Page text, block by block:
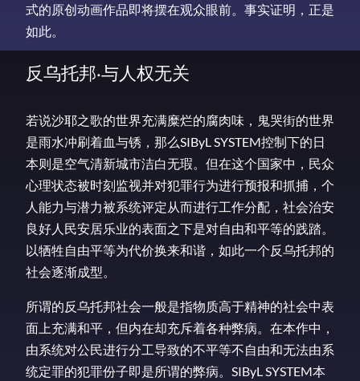
式的原创动画作品即将摆在观众眼前。事实证明，正是
如此。
反乌托邦·与人权无关
若说沙耶之歌的世界充满糜烂的腐肉味，鬼哭街的世界
是雨水冲刷着血与锈，那么SIByL SYSTEM控制下的日
本则是空气清新城市洁白无瑕。但在这个国家中，民众
心理状态被时刻监视并对犯罪行为进行预报和抓捕，个
人能力与潜力被系统评定从而进行工作分配，社会治安
良好人民安居乐业的表面之下是对自由和平等的践踏。
以牺牲自由平等为代价换来和谐，如此一个反乌托邦的
社会逐渐成型。
所谓的反乌托邦社会一般是指物质高于精神的社会中表
面上充满和平，但内在却充斥着各种弊病。在本作中，
由系统对公民进行分工导致的不平等不自由和无法由系
统定罪的犯罪份子即是所谓的弊病。SIByL SYSTEM本